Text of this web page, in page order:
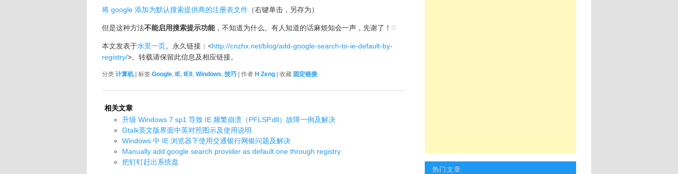
将 google 添加为默认搜索提供商的注册表文件 （右键单击，另存为）
但是这种方法不能启用搜索提示功能，不知道为什么。有人知道的话麻烦知会一声，先谢了！ ©
本文发表于水景一页。永久链接：<http://cnzhx.net/blog/add-google-search-to-ie-default-by-
registry/>。转载请保留此信息及相应链接。
分类 计算机| 标签 Google IE IE8 Windows 技巧 | 作者 H Zeng | 收藏 固定链接
相关文章
升级 Windows 7 sp1 导致 IE 频繁崩溃（PFLSP.dll）故障一例及解决
Gtalk英文版界面中英对照图示及使用说明
Windows 中 IE 浏览器下使用交通银行网银问题及解决
Manually add google search provider as default one through registry
把钉钉赶出系统盘
热门文章